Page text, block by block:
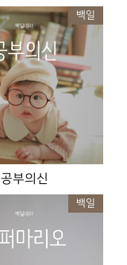
백일
공부의신
백일